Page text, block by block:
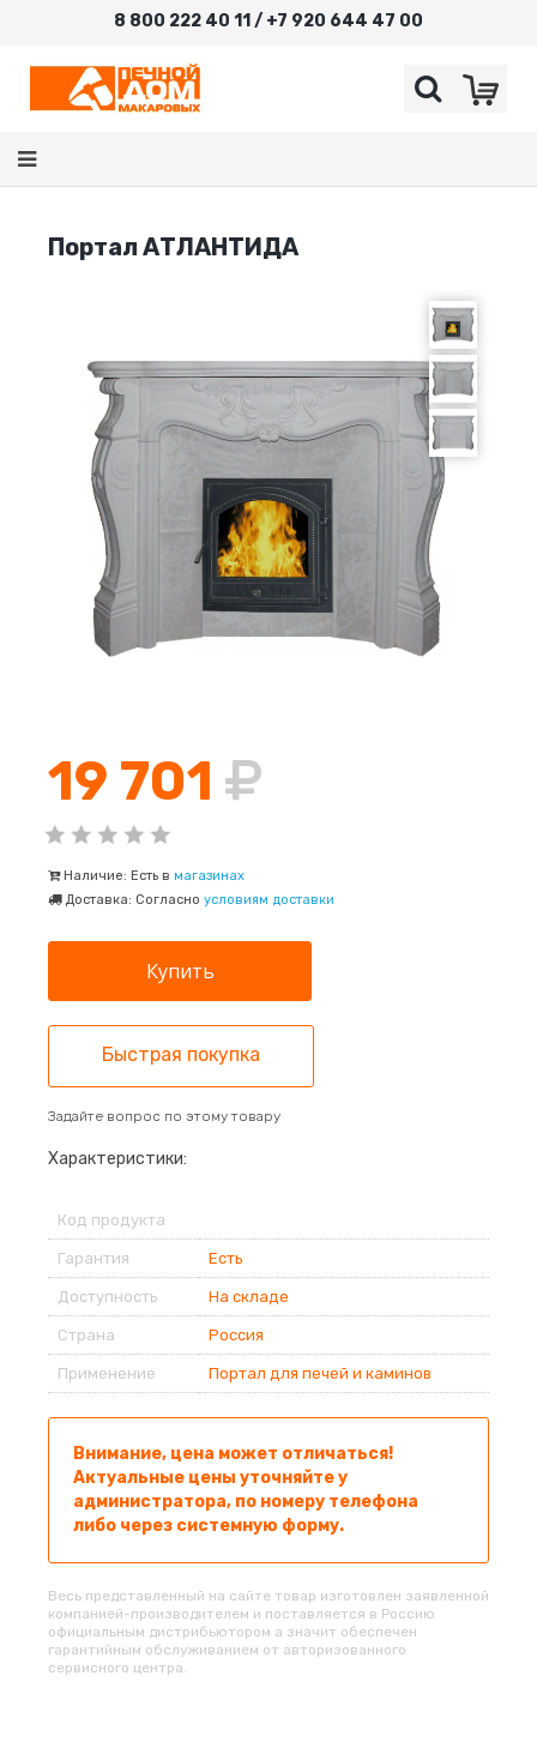
8 800 222 40 11 / +7 920 644 47 00
Портал АТЛАНТИДА
19 701
Наличие: Есть в магазинах
Доставка: Согласно условиям доставки
Быстрая покупка
Задайте вопрос по этому товару
Характеристики:
Код продукта
Гарантия Есть
Доступность На складе
Страна Россия
Применение Портал для печей и каминов
Внимание, цена может отличаться!
Актуальные цены уточняйте у
администратора, по номеру телефона
либо через системную форму.
Весь представленный на сайте товар изготовлен заявленной
компанией-производителем и поставляется в Россию
официальным дистрибьютором а значит обеспечен
гарантийным обслуживанием от авторизованного
сервисного центра.